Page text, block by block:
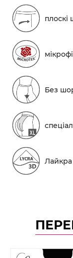
плоскі
Без
Лайкра